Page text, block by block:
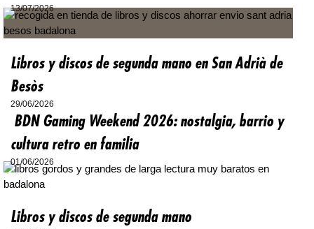
13/07/2026
Libros y discos de segunda mano en San Adrià de
Besòs
29/06/2026
BDN Gaming Weekend 2026: nostalgia, barrio y
cultura retro en familia
01/06/2026
Libros y discos de segunda mano